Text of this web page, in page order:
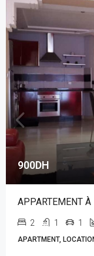
900DH
APPARTEMENT À
2 1 1
APARTMENT,